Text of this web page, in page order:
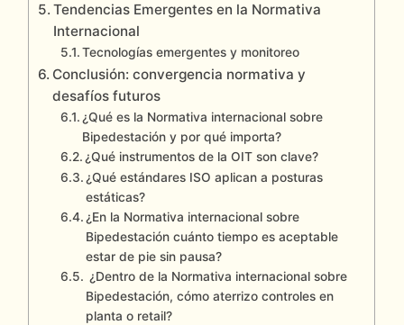
Tendencias Emergentes en la Normativa
Internacional
Tecnologías emergentes y monitoreo
Conclusión: convergencia normativa y
desafíos futuros
¿Qué es la Normativa internacional sobre
Bipedestación y por qué importa?
¿Qué instrumentos de la OIT son clave?
¿Qué estándares ISO aplican a posturas
estáticas?
¿En la Normativa internacional sobre
Bipedestación cuánto tiempo es aceptable
estar de pie sin pausa?
¿Dentro de la Normativa internacional sobre
Bipedestación, cómo aterrizo controles en
planta o retail?